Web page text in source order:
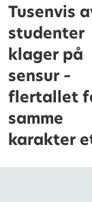
Tusenvis
studenter
klager på
sensur –
flertallet
samme
karakter